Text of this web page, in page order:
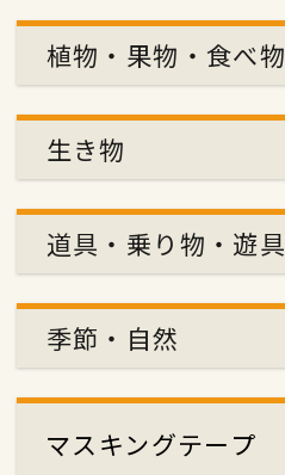
植物・果物・食べ物
生き物
道具・乗り物・遊具
季節・自然
マスキングテープ